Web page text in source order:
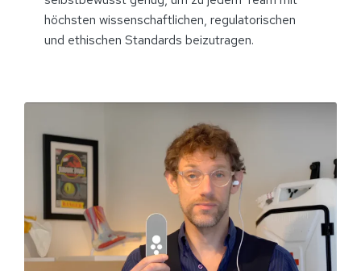
höchsten wissenschaftlichen, regulatorischen
und ethischen Standards beizutragen.